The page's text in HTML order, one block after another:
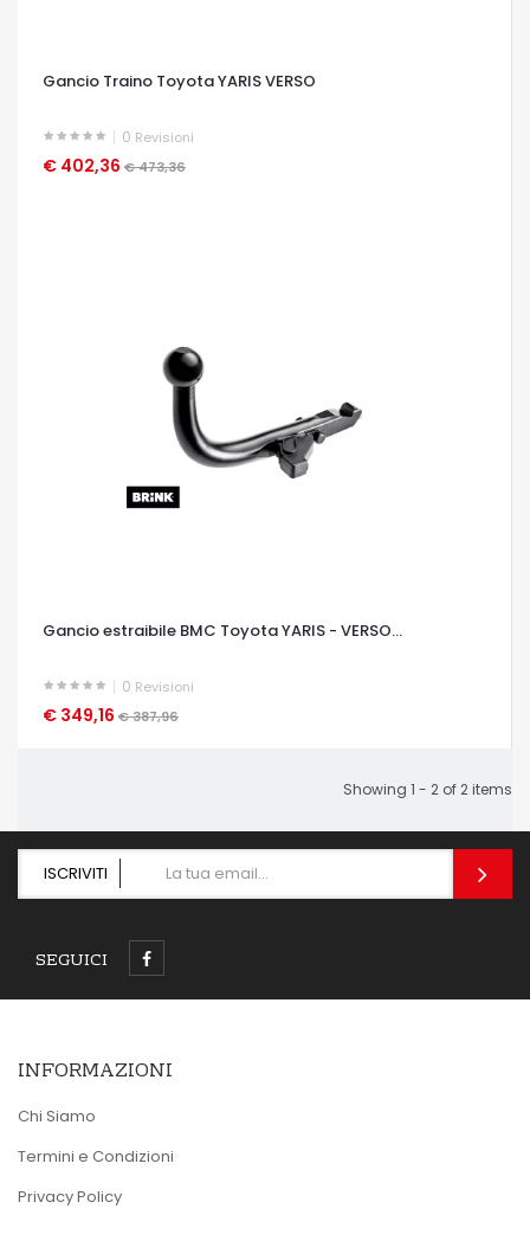
Gancio Traino Toyota YARIS VERSO
0 Revisioni
€ 402,36 € 473,36
OCCHIATA VELOCE
Gancio estraibile BMC Toyota YARIS - VERSO...
0 Revisioni
€ 349,16 € 387,96
OCCHIATA VELOCE
Showing 1 - 2 of 2 items
ISCRIVITI
SEGUICI
INFORMAZIONI
Chi Siamo
Termini e Condizioni
Privacy Policy